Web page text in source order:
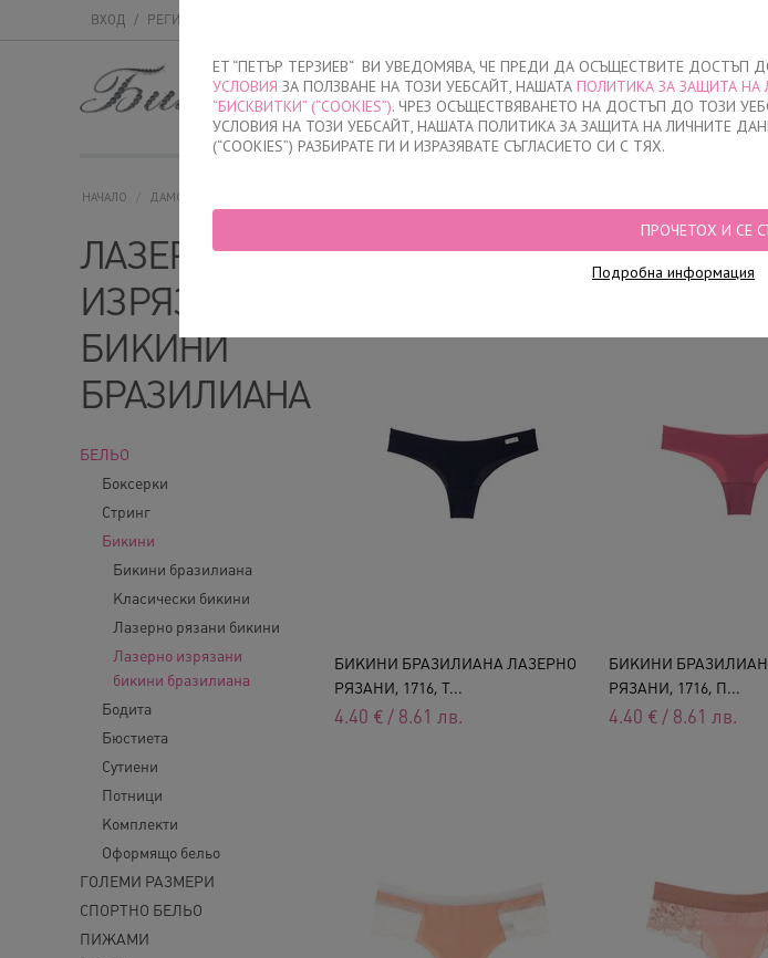
ET “ПЕТЪР ТЕРЗИЕВ“ ВИ УВЕДОМЯВА, ЧЕ ПРЕДИ ДА ОСЪЩЕСТВИТЕ ДОСТЪП
УСЛОВИЯ ЗА ПОЛЗВАНЕ НА ТОЗИ УЕБСАЙТ, НАШАТА ПОЛИТИКА ЗА ЗАЩИТА НА
“БИСКВИТКИ” (“COOKIES”). ЧРЕЗ ОСЪЩЕСТВЯВАНЕТО НА ДОСТЪП ДО ТОЗИ
УСЛОВИЯ НА ТОЗИ УЕБСАЙТ, НАШАТА ПОЛИТИКА ЗА ЗАЩИТА НА ЛИЧНИТЕ
(“COOKIES”) РАЗБИРАТЕ ГИ И ИЗРАЗЯВАТЕ СЪГЛАСИЕТО СИ С ТЯХ.
ПРОЧЕТОХ И СЕ
Подробна информация
ВХОД / РЕГИСТРАЦИЯ
МЪЖКО ДАМСКО ДЕТСКО НАМАЛЕНИЯ
НАЧАЛО / ДАМСКО
ЛАЗЕРНО
ИЗРЯЗАНИ
БИКИНИ
БРАЗИЛИАНА
БЕЛЬО
Боксерки
Стринг
Бикини
Бикини бразилиана
Класически бикини
Лазерно рязани бикини
Лазерно изрязани
бикини бразилиана
Бодита
Бюстиета
Сутиени
Потници
Комплекти
Оформящо бельо
ГОЛЕМИ РАЗМЕРИ
СПОРТНО БЕЛЬО
ПИЖАМИ
БИКИНИ БРАЗИЛИАНА ЛАЗЕРНО
РЯЗАНИ, 1716, Т...
4.40 € / 8.61 лв.
БИКИНИ
РЯЗАНИ, 1716, П...
4.40 € / 8.61 лв.